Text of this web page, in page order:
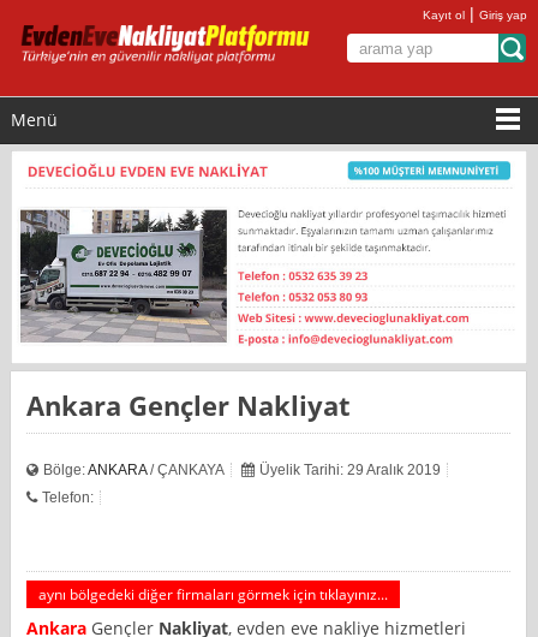
Kayıt ol |Giriş yap
Menü
Ankara Gençler Nakliyat
Bölge:ANKARA/ ÇANKAYA
Üyelik Tarihi: 29 Aralık 2019
Telefon:
aynı bölgedeki diğer firmaları görmek için tıklayınız...
Ankara Gençler Nakliyat, evden eve nakliye hizmetleri